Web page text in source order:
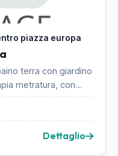
piazza europa
terra con giardino
metratura, con
Dettaglio